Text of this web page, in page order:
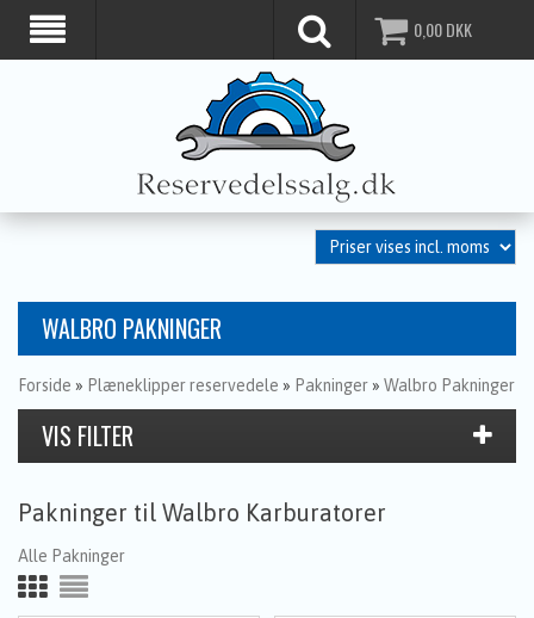
0,00DKK
WALBRO PAKNINGER
Forside » Plæneklipper reservedele » Pakninger » Walbro Pakninger
Pakninger til Walbro Karburatorer
Alle Pakninger